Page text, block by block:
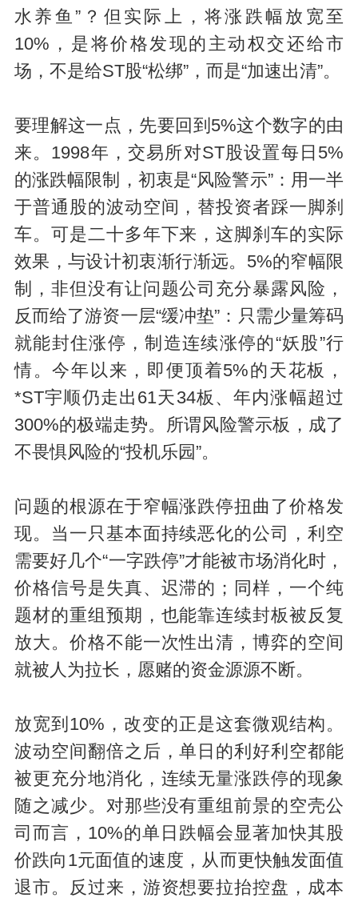
水养鱼”？但实际上，将涨跌幅放宽至
10%，是将价格发现的主动权交还给市
场，不是给ST股“松绑”，而是“加速出清”。
要理解这一点，先要回到5%这个数字的由
来。1998年，交易所对ST股设置每日5%
的涨跌幅限制，初衷是“风险警示”：用一半
于普通股的波动空间，替投资者踩一脚刹
车。可是二十多年下来，这脚刹车的实际
效果，与设计初衷渐行渐远。5%的窄幅限
制，非但没有让问题公司充分暴露风险，
反而给了游资一层“缓冲垫”：只需少量筹码
就能封住涨停，制造连续涨停的“妖股”行
情。今年以来，即便顶着5%的天花板，
*ST宇顺仍走出61天34板、年内涨幅超过
300%的极端走势。所谓风险警示板，成了
不畏惧风险的“投机乐园”。
问题的根源在于窄幅涨跌停扭曲了价格发
现。当一只基本面持续恶化的公司，利空
需要好几个“一字跌停”才能被市场消化时，
价格信号是失真、迟滞的；同样，一个纯
题材的重组预期，也能靠连续封板被反复
放大。价格不能一次性出清，博弈的空间
就被人为拉长，愿赌的资金源源不断。
放宽到10%，改变的正是这套微观结构。
波动空间翻倍之后，单日的利好利空都能
被更充分地消化，连续无量涨跌停的现象
随之减少。对那些没有重组前景的空壳公
司而言，10%的单日跌幅会显著加快其股
价跌向1元面值的速度，从而更快触发面值
退市。反过来，游资想要拉抬控盘，成本